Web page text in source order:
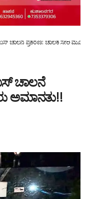
ಚಾಲನೆ ಪ್ರಕರಣ: ಚಾಲಕ ಸೇರಿ
ಚಾಲನೆ
ಅಮಾನತು!!